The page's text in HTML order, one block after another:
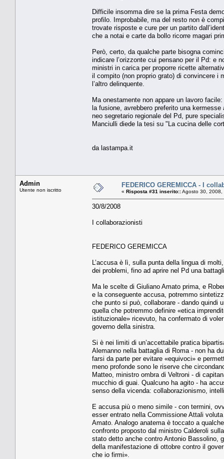
Difficile insomma dire se la prima Festa
profilo. Improbabile, ma del resto non è
trovate risposte e cure per un partito
che a notai e carte da bollo ricorre magari
Però, certo, da qualche parte bisogna
indicare l’orizzonte cui pensano per il Pd: e
ministri in carica per proporre ricette
il compito (non proprio grato) di convincere i
l’altro delinquente.
Ma onestamente non appare un lavoro
la fusione, avrebbero preferito una
neo segretario regionale del Pd, pure
Manciulli diede la tesi su "La cucina delle
da lastampa.it
Admin
Utente non iscritto
FEDERICO GEREMICCA - I
« Risposta #31 inserito::Agosto 30, 2008,
30/8/2008
I collaborazionisti
FEDERICO GEREMICCA
L’accusa è lì, sulla punta della lingua di
dei problemi, fino ad aprire nel Pd una
Ma le scelte di Giuliano Amato prima, e
e la conseguente accusa, potremmo
che punto si può, collaborare - dando quindi
quella che potremmo definire «etica
istituzionale» ricevuto, ha confermato di
governo della sinistra.
Si è nei limiti di un’accettabile pratica
Alemanno nella battaglia di Roma - non ha
farsi da parte per evitare «equivoci» e
meno profonde sono le riserve che
Matteo, ministro ombra di Veltroni - di
mucchio di guai. Qualcuno ha agito - ha
senso della vicenda: collaborazionismo,
E accusa più o meno simile - con termini,
esser entrato nella Commissione Attali
Amato. Analogo anatema è toccato a
confronto proposto dal ministro Calderoli
stato detto anche contro Antonio Bassolino,
della manifestazione di ottobre contro il
che io firmi».